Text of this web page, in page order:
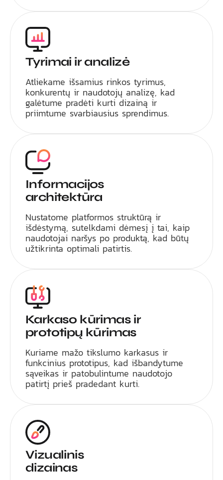
Tyrimai ir analizė
Atliekame išsamius rinkos tyrimus,
konkurentų ir naudotojų analizę, kad
galėtume pradėti kurti dizainą ir
priimtume svarbiausius sprendimus.
Informacijos
architektūra
Nustatome platformos struktūrą ir
išdėstymą, sutelkdami dėmesį į tai, kaip
naudotojai naršys po produktą, kad būtų
užtikrinta optimali patirtis.
Karkaso kūrimas ir
prototipų kūrimas
Kuriame mažo tikslumo karkasus ir
funkcinius prototipus, kad išbandytume
sąveikas ir patobulintume naudotojo
patirtį prieš pradedant kurti.
Vizualinis
dizainas